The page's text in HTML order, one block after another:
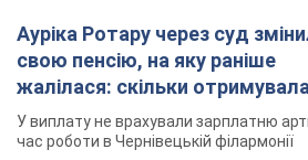
Ауріка Ротару через суд
свою пенсію, на яку раніше
жалілася: скільки
співачка
У виплату не врахували зарплатню
час роботи в Чернівецькій філармонії